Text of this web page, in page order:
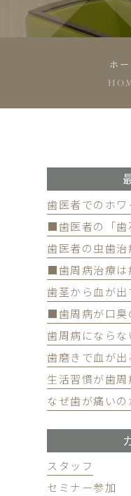
ホー
歯周病にならな
なぜ歯が痛いの
スタッフ
セミナー参加